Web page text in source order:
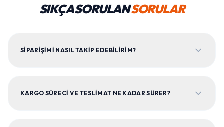
SIKÇA SORULANSORULAR
SIPARIŞIMI NASIL TAKIP EDEBILIRIM?
KARGO SÜRECI VE TESLIMAT NE KADAR SÜRER?